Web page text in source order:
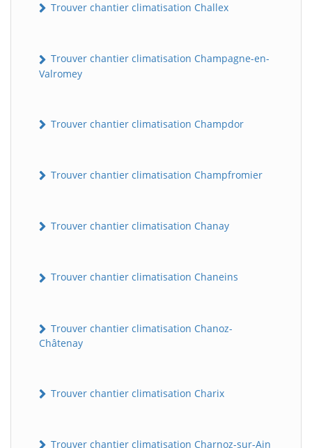
Trouver chantier climatisation Challex
Trouver chantier climatisation Champagne-en-
Valromey
Trouver chantier climatisation Champdor
Trouver chantier climatisation Champfromier
Trouver chantier climatisation Chanay
Trouver chantier climatisation Chaneins
Trouver chantier climatisation Chanoz-
Châtenay
Trouver chantier climatisation Charix
Trouver chantier climatisation Charnoz-sur-Ain